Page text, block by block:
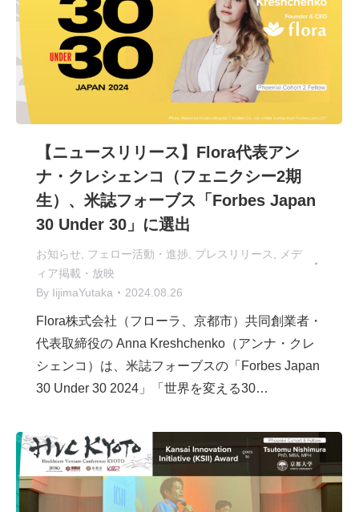
【ニュースリリース】Flora代表アン
ナ・クレシェンコ（フェニクシー2期
生）、米誌フォーブス「Forbes Japan
30 Under 30」に選出
お知らせ フェロー活動・進捗 プレスリリース
メデ
ィア掲載・放映
By IijimaYutaka 2024.08.26
Flora株式会社（フローラ、京都市）共同創業者・
代表取締役の Anna Kreshchenko（アンナ・クレ
シェンコ）は、米誌フォーブスの「Forbes Japan
30 Under 30 2024」「世界を変える30…